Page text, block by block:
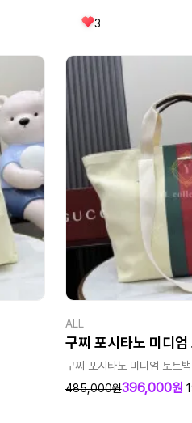
3
ALL
구찌 포시타노 미디엄
구찌 포시타노 미디엄 토트
485,000원396,000원